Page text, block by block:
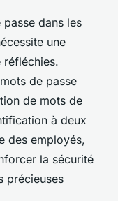
dans les
une
de passe
de mots de
à deux
des employés,
la sécurité
précieuses